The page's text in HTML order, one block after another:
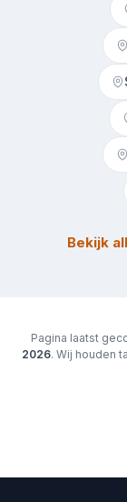
Bekijk
Pagina laatst
2026. Wij houden